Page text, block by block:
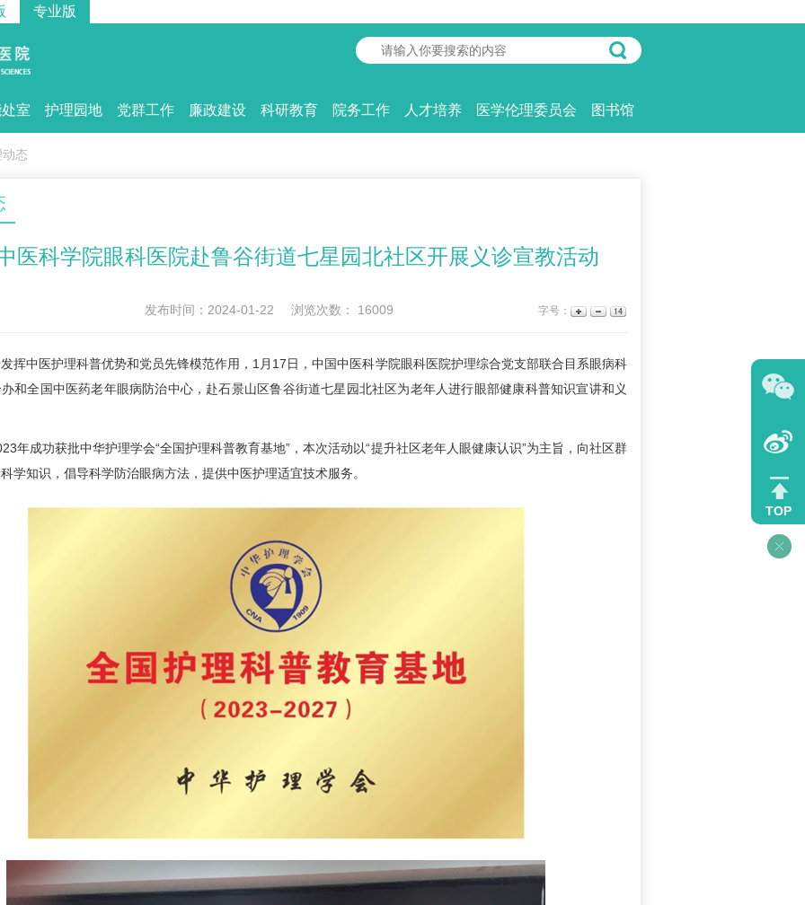
专业版
室 护理园地 党群工作 廉政建设 科研教育 院务工作 人才培养 医学伦理委员会 图书馆
态
医科学院眼科医院赴鲁谷街道七星园北社区开展义诊宣教活动
发布时间：2024-01-22 浏览次数： 16009 字号：
中医护理科普优势和党员先锋模范作用，1月17日，中国中医科学院眼科医院护理综合党支部联合目系眼病科
和全国中医药老年眼病防治中心，赴石景山区鲁谷街道七星园北社区为老年人进行眼部健康科普知识宣讲和义
成功获批中华护理学会“全国护理科普教育基地”，本次活动以“提升社区老年人眼健康认识”为主旨，向社区群
学知识，倡导科学防治眼病方法，提供中医护理适宜技术服务。
TOP